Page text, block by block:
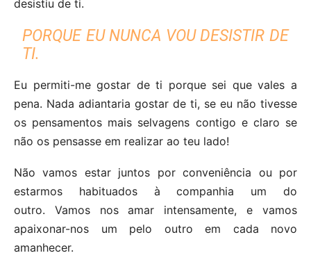
desistiu de ti.
PORQUE EU NUNCA VOU DESISTIR DE
TI.
Eu permiti-me gostar de ti porque sei que vales a
pena. Nada adiantaria gostar de ti, se eu não tivesse
os pensamentos mais selvagens contigo e claro se
não os pensasse em realizar ao teu lado!
Não vamos estar juntos por conveniência ou por
estarmos habituados à companhia um do
outro. Vamos nos amar intensamente, e vamos
apaixonar-nos um pelo outro em cada novo
amanhecer.